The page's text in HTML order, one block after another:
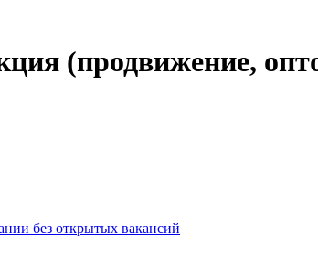
(продвижение,
без открытых вакансий